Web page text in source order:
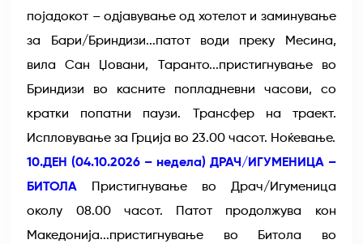
појадокот – одјавување од хотелот и заминување
за Бари/Бриндизи...патот води преку Месина,
вила Сан Џовани, Таранто...пристигнување во
Бриндизи во касните попладневни часови, со
кратки попатни паузи. Трансфер на траект.
Испловување за Грција во 23.00 часот. Ноќевање.
10.ДЕН (04.10.2026 – недела) ДРАЧ/ИГУМЕНИЦА –
БИТОЛА Пристигнување во Драч/Игуменица
околу 08.00 часот. Патот продолжува кон
Македонија...пристигнување во Битола во